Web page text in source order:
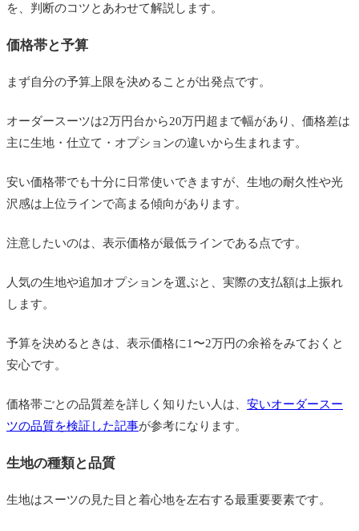
を、判断のコツとあわせて解説します。
価格帯と予算
まず自分の予算上限を決めることが出発点です。
オーダースーツは2万円台から20万円超まで幅があり、価格差は
主に生地・仕立て・オプションの違いから生まれます。
安い価格帯でも十分に日常使いできますが、生地の耐久性や光
沢感は上位ラインで高まる傾向があります。
注意したいのは、表示価格が最低ラインである点です。
人気の生地や追加オプションを選ぶと、実際の支払額は上振れ
します。
予算を決めるときは、表示価格に1〜2万円の余裕をみておくと
安心です。
価格帯ごとの品質差を詳しく知りたい人は、 安いオーダースー
ツの品質を検証した記事が参考になります。
生地の種類と品質
生地はスーツの見た目と着心地を左右する最重要要素です。